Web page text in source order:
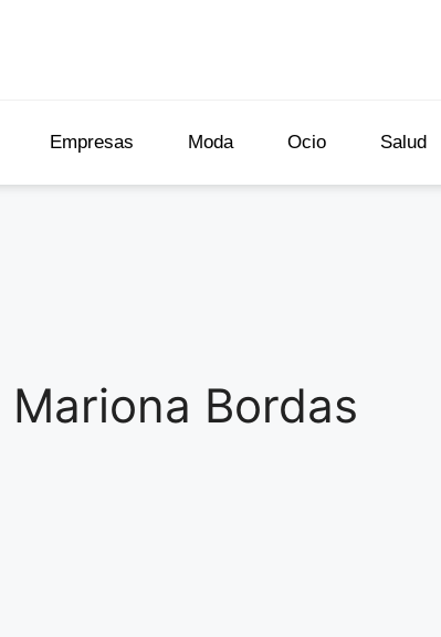
Empresas Moda Ocio Salud
Mariona Bordas